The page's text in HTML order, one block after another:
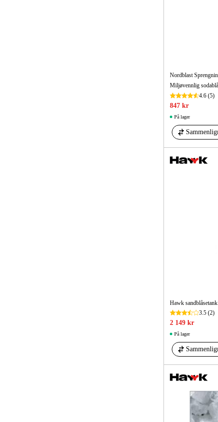
Nordblast
Miljøvennlig
4.6(5)
847 kr
På lager
Hawk
3.5(2)
2 149 kr
På lager